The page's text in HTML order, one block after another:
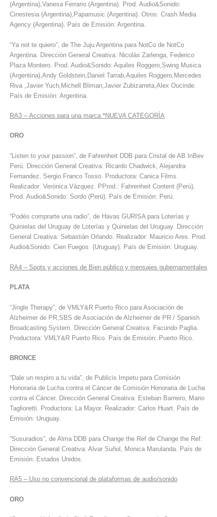
(Argentina),Vanesa Ferrario (Argentina). Prod. Audio&Sonido:
Cinestesia (Argentina),Papamusic (Argentina). Otros: Crash Media
Agency (Argentina). País de Emisión: Argentina.
“Ya not te quiero”, de The Juju Argentina para NotCo de NotCo
Argentina. Dirección General Creativa: Nicolás Zarlenga, Federico
Plaza Montero. Prod. Audio&Sonido: Aquiles Roggero,Swing Musica
(Argentina),Andy Goldstein,Daniel Tarrab,Aquiles Roggero,Mercedes
Riva ,Javier Yuch,Michell Bliman,Javier Zubizarreta,Alex Oucinde.
País de Emisión: Argentina.
RA3 – Acciones para una marca *NUEVA CATEGORÍA
ORO
“Listen to your passion”, de Fahrenheit DDB para Cristal de AB InBev
Perú. Dirección General Creativa: Ricardo Chadwick, Alejandra
Fernandez, Sergio Franco Tosso. Productora: Canica Films.
Realizador: Verónica Vázquez. PProd.: Fahrenheit Content (Perú).
Prod. Audio&Sonido: Sordo (Perú). País de Emisión: Perú.
“Podés comprarte una radio”, de Havas GURISA para Loterías y
Quinielas del Uruguay de Loterías y Quinielas del Uruguay. Dirección
General Creativa: Sebastián Orlando. Realizador: Mauricio Ares. Prod.
Audio&Sonido: Cien Fuegos (Uruguay). País de Emisión: Uruguay.
RA4 – Spots y acciones de Bien público y mensajes gubernamentales
PLATA
“Jingle Therapy”, de VMLY&R Puerto Rico para Asociación de
Alzheimer de PR,SBS de Asociación de Alzheimer de PR / Spanish
Broadcasting System. Dirección General Creativa: Facundo Paglia.
Productora: VMLY&R Puerto Rico. País de Emisión: Puerto Rico.
BRONCE
“Dale un respiro a tu vida”, de Publicis Impetu para Comisión
Honoraria de Lucha contra el Cáncer de Comisión Honoraria de Lucha
contra el Cáncer. Dirección General Creativa: Esteban Barreiro, Mario
Taglioretti. Productora: La Mayor. Realizador: Carlos Huart. País de
Emisión: Uruguay.
“Susuradios”, de Alma DDB para Change the Ref de Change the Ref.
Dirección General Creativa: Alvar Suñol, Monica Marulanda. País de
Emisión: Estados Unidos.
RA5 – Uso no convencional de plataformas de audio/sonido
ORO